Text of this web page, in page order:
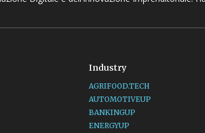
Industry
AGRIFOOD.TECH
AUTOMOTIVEUP
BANKINGUP
ENERGYUP